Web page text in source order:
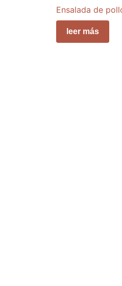
Ensalada de
leer más